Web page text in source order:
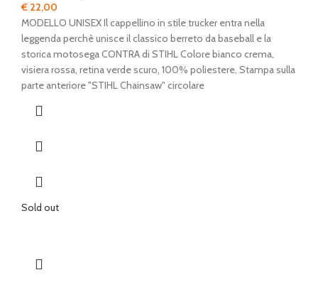
€ 22,00
MODELLO UNISEX Il cappellino in stile trucker entra nella
leggenda perchè unisce il classico berreto da baseball e la
storica motosega CONTRA di STIHL Colore bianco crema,
visiera rossa, retina verde scuro, 100% poliestere, Stampa sulla
parte anteriore "STIHL Chainsaw" circolare
Sold out